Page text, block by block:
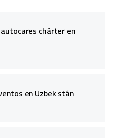
chárter en
en Uzbekistán